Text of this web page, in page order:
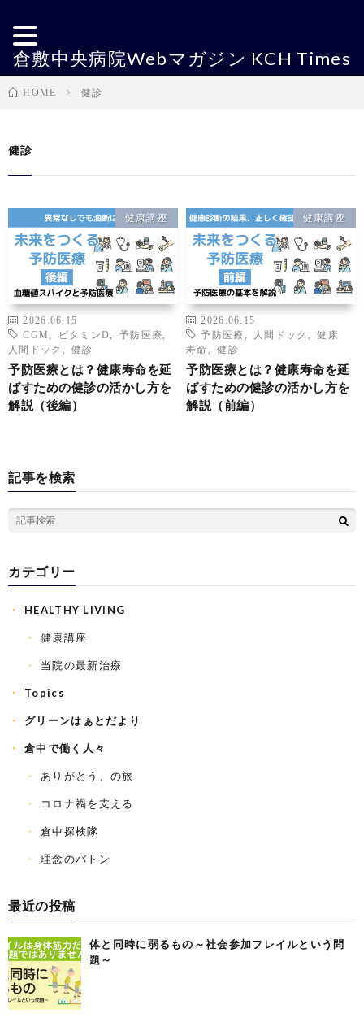
HOME 健診
健診
健康講座
2026.06.15
CGM
ビタミンD 予防医療
人間ドック
,健診
予防医療とは？健康寿命を延
ばすための健診の活かし方を
解説（後編）
健康講座
2026.06.15
予防医療
人間ドック ,健康
寿命
,健診
予防医療とは？健康寿命を延
ばすための健診の活かし方を
解説（前編）
記事を検索
カテゴリー
HEALTHY LIVING
健康講座
当院の最新治療
Topics
グリーンはぁとだより
倉中で働く人々
ありがとう、の旅
コロナ禍を支える
倉中探検隊
理念のバトン
最近の投稿
体と同時に弱るもの～社会参加フレイルという問
題～
倉敷中央病院Webマガジン KCH Times